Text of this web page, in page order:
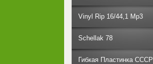
Vinyl Rip 16/44,1 Mp3
Schellak 78
Гибкая Пластинка СССР